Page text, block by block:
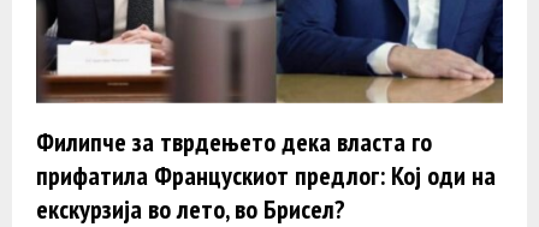
Филипче за тврдењето дека власта го
прифатила Францускиот предлог: Кој оди на
екскурзија во лето, во Брисел?